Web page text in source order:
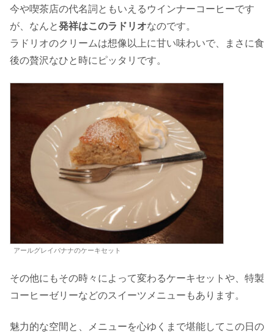
今や喫茶店の代名詞ともいえるウインナーコーヒーです
が、なんと発祥はこのラドリオなのです。
ラドリオのクリームは想像以上に甘い味わいで、まさに食
後の贅沢なひと時にピッタリです。
アールグレイバナナのケーキセット
その他にもその時々によって変わるケーキセットや、特製
コーヒーゼリーなどのスイーツメニューもあります。
魅力的な空間と、メニューを心ゆくまで堪能してこの日の